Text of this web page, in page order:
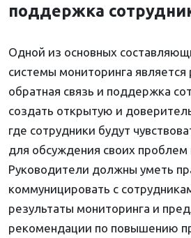
поддержка
Одной из основных
системы мониторинга является
обратная связь и поддержка
создать открытую и
где сотрудники будут
для обсуждения своих
Руководители должны уметь
коммуницировать с
результаты мониторинга и
рекомендации по повышению